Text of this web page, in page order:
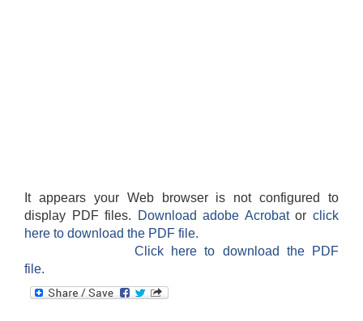
It appears your Web browser is not configured to
display PDF files.
Download adobe Acrobatorclick
here to download the PDF file.
Click here to download the PDF
file.